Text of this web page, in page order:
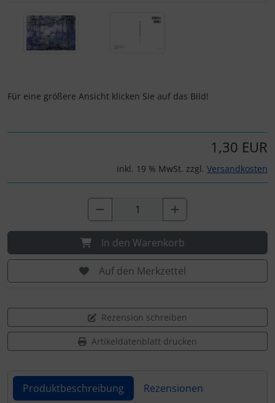
Für eine größere Ansicht klicken Sie auf das Bild!
1,30 EUR
inkl. 19 % MwSt. zzgl. Versandkosten
In den Warenkorb
Auf den Merkzettel
Rezension schreiben
Artikeldatenblatt drucken
Produktbeschreibung Rezensionen